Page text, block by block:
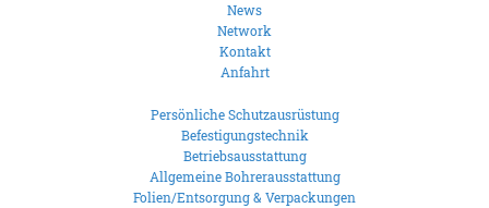
News
Network
Kontakt
Anfahrt
Persönliche Schutzausrüstung
Befestigungstechnik
Betriebsausstattung
Allgemeine Bohrerausstattung
Folien/Entsorgung & Verpackungen